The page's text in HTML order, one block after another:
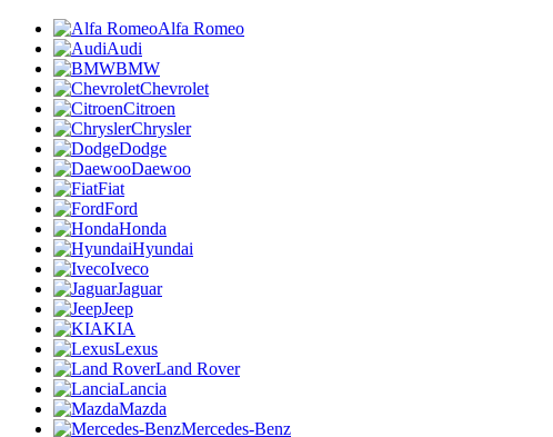
Alfa Romeo
Audi
BMW
Chevrolet
Citroen
Chrysler
Dodge
Daewoo
Fiat
Ford
Honda
Hyundai
Iveco
Jaguar
Jeep
KIA
Lexus
Land Rover
Lancia
Mazda
Mercedes-Benz